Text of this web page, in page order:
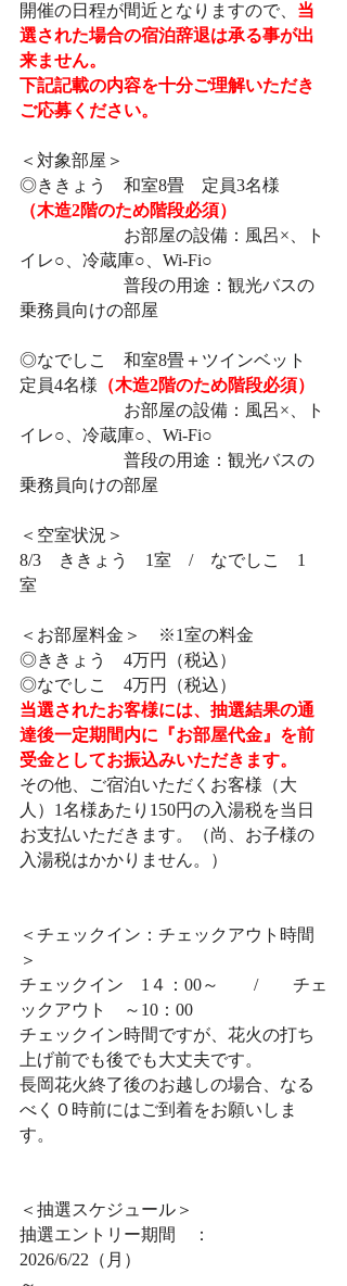
開催の日程が間近となりますので、 当
選された場合の宿泊辞退は承る事が出
来ません。
下記記載の内容を十分ご理解いただき
ご応募ください。
＜対象部屋＞
◎ききょう　和室8畳　定員3名様
（木造2階のため階段必須）
お部屋の設備：風呂×、ト
イレ○、冷蔵庫○、Wi-Fi○
普段の用途：観光バスの
乗務員向けの部屋
◎なでしこ　和室8畳＋ツインベット
定員4名様 （木造2階のため階段必須）
お部屋の設備：風呂×、ト
イレ○、冷蔵庫○、Wi-Fi○
普段の用途：観光バスの
乗務員向けの部屋
＜空室状況＞
8/3　ききょう　1室　/　なでしこ　1
室
＜お部屋料金＞　※1室の料金
◎ききょう　4万円（税込）
◎なでしこ　4万円（税込）
当選されたお客様には、抽選結果の通
達後一定期間内に『お部屋代金』を前
受金としてお振込みいただきます。
その他、ご宿泊いただくお客様（大
人）1名様あたり150円の入湯税を当日
お支払いただきます。（尚、お子様の
入湯税はかかりません。）
＜チェックイン：チェックアウト時間
＞
チェックイン　1４：00～　　/　　チェ
ックアウト　～10：00
チェックイン時間ですが、花火の打ち
上げ前でも後でも大丈夫です。
長岡花火終了後のお越しの場合、なる
べく０時前にはご到着をお願いしま
す。
＜抽選スケジュール＞
抽選エントリー期間　：
2026/6/22（月）